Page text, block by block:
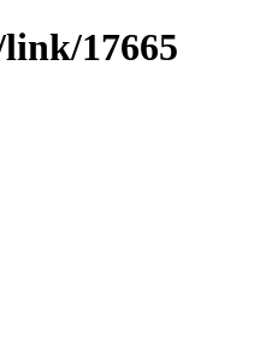
17665